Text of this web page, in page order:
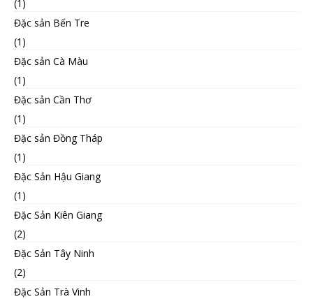
(1)
Đặc sản Bến Tre
(1)
Đặc sản Cà Màu
(1)
Đặc sản Cần Thơ
(1)
Đặc sản Đồng Tháp
(1)
Đặc Sản Hậu Giang
(1)
Đặc Sản Kiên Giang
(2)
Đặc Sản Tây Ninh
(2)
Đặc Sản Trà Vinh